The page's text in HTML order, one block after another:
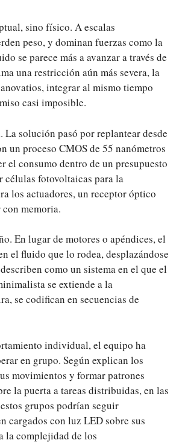
sino físico. A escalas
peso, y dominan fuerzas como la
se parece más a avanzar a través de
una restricción aún más severa, la
integrar al mismo tiempo
casi imposible.
solución pasó por replantear desde
proceso CMOS de 55 nanómetros
consumo dentro de un presupuesto
células fotovoltaicas para la
los actuadores, un receptor óptico
memoria.
En lugar de motores o apéndices, el
el fluido que lo rodea, desplazándose
como un sistema en el que el
se extiende a la
se codifican en secuencias de
individual, el equipo ha
en grupo. Según explican los
movimientos y formar patrones
la puerta a tareas distribuidas, en las
grupos podrían seguir
cargados con luz LED sobre sus
la complejidad de los